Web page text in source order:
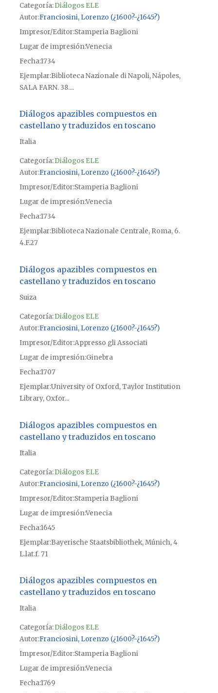
Categoría:Diálogos ELE
Autor Franciosini, Lorenzo (¿1600?-¿1645?)
Impresor/Editor Stamperia Baglioni
Lugar de impresiónVenecia
Fecha1734
Ejemplar Biblioteca Nazionale di Napoli, Nápoles,
SALA FARN. 38....
Diálogos apazibles compuestos en
castellano y traduzidos en toscano
Italia
Categoría:Diálogos ELE
Autor Franciosini, Lorenzo (¿1600?-¿1645?)
Impresor/Editor Stamperia Baglioni
Lugar de impresiónVenecia
Fecha1734
Ejemplar Biblioteca Nazionale Centrale, Roma, 6.
4.F.27
Diálogos apazibles compuestos en
castellano y traduzidos en toscano
Suiza
Categoría:Diálogos ELE
Autor Franciosini, Lorenzo (¿1600?-¿1645?)
Impresor/Editor Appresso gli Associati
Lugar de impresiónGinebra
Fecha1707
Ejemplar University of Oxford, Taylor Institution
Library, Oxfor...
Diálogos apazibles compuestos en
castellano y traduzidos en toscano
Italia
Categoría:Diálogos ELE
Autor Franciosini, Lorenzo (¿1600?-¿1645?)
Impresor/Editor Stamperia Baglioni
Lugar de impresiónVenecia
Fecha1645
Ejemplar Bayerische Staatsbibliothek, Múnich, 4
L.lat.f. 71
Diálogos apazibles compuestos en
castellano y traduzidos en toscano
Italia
Categoría:Diálogos ELE
Autor Franciosini, Lorenzo (¿1600?-¿1645?)
Impresor/Editor Stamperia Baglioni
Lugar de impresiónVenecia
Fecha1769